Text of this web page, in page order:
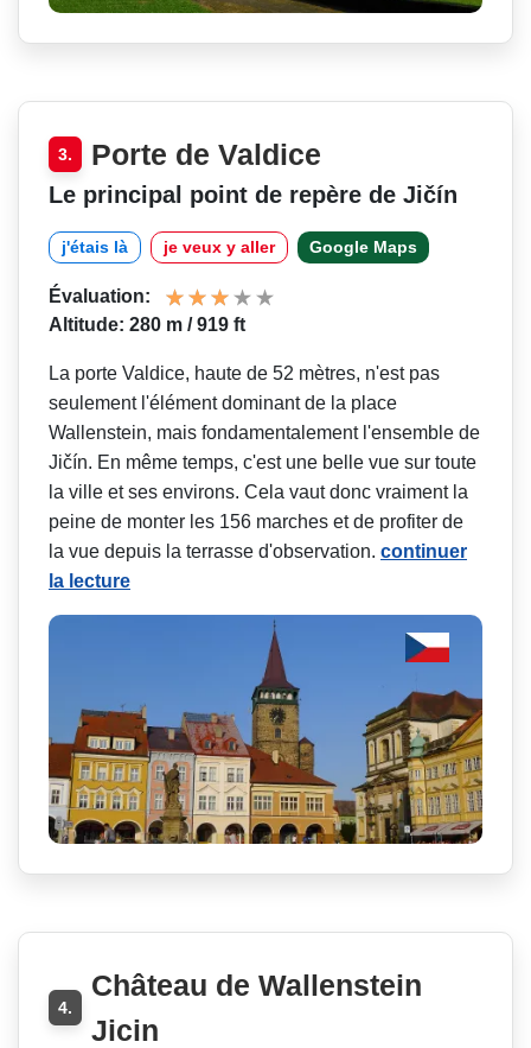
3. Porte de Valdice
Le principal point de repère de Jičín
j'étais là je veux y aller Google Maps
Évaluation:
Altitude: 280 m / 919 ft
La porte Valdice, haute de 52 mètres, n'est pas
seulement l'élément dominant de la place
Wallenstein, mais fondamentalement l'ensemble de
Jičín. En même temps, c'est une belle vue sur toute
la ville et ses environs. Cela vaut donc vraiment la
peine de monter les 156 marches et de profiter de
la vue depuis la terrasse d'observation. continuer
la lecture
4.
Château de Wallenstein
Jicin